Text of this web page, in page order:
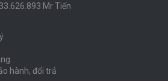
Mr Tiến
hành, đổi trả